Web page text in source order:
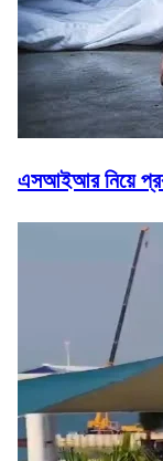
এসআইআর নিয়ে